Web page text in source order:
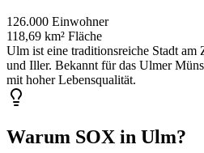
126.000 Einwohner
118,69 km² Fläche
Ulm ist eine traditionsreiche Stadt am
und Iller. Bekannt für das Ulmer
mit hoher Lebensqualität.
Warum SOX in Ulm?